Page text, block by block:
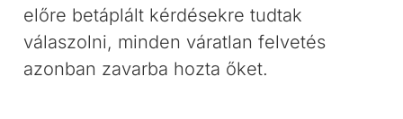
előre betáplált kérdésekre tudtak
válaszolni, minden váratlan felvetés
azonban zavarba hozta őket.